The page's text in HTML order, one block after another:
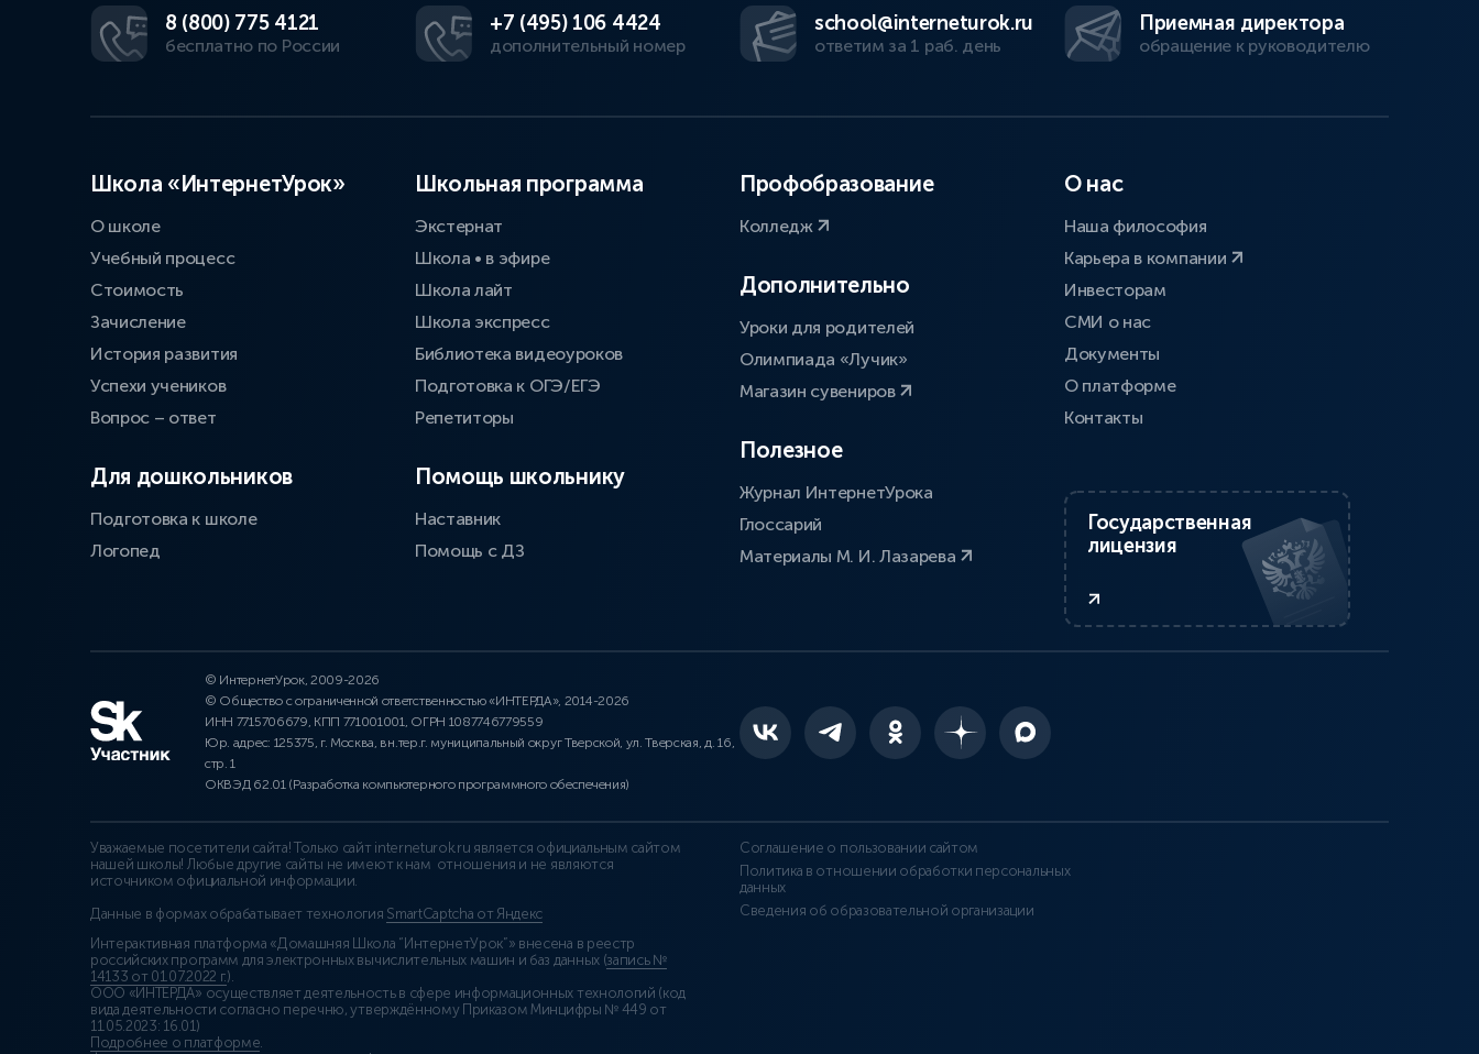
8 (800) 775 4121
бесплатно по России
+7 (495) 106 4424
дополнительный номер
school@interneturok.ru
ответим за 1 раб. день
Приемная директора
обращение к руководителю
Школа «ИнтернетУрок»
О школе
Учебный процесс
Стоимость
Зачисление
История развития
Успехи учеников
Вопрос – ответ
Для дошкольников
Подготовка к школе
Логопед
Школьная программа
Экстернат
Школа • в эфире
Школа лайт
Школа экспресс
Библиотека видеоуроков
Подготовка к ОГЭ/ЕГЭ
Репетиторы
Помощь школьнику
Наставник
Помощь с ДЗ
Профобразование
Колледж
Дополнительно
Уроки для родителей
Олимпиада «Лучик»
Магазин сувениров
Полезное
Журнал ИнтернетУрока
Глоссарий
Материалы М. И. Лазарева
О нас
Наша философия
Карьера в компании
Инвесторам
СМИ о нас
Документы
О платформе
Контакты
Государственная
лицензия
© ИнтернетУрок, 2009-2026
© Общество с ограниченной ответственностью «ИНТЕРДА», 2014-2026
ИНН 7715706679, КПП 771001001, ОГРН 1087746779559
Юр. адрес: 125375, г. Москва, вн.тер.г. муниципальный округ Тверской, ул. Тверская, д. 16,
стр. 1
ОКВЭД 62.01 (Разработка компьютерного программного обеспечения)
Уважаемые посетители сайта! Только сайт interneturok.ru является официальным сайтом
нашей школы! Любые другие сайты не имеют к нам отношения и не являются
источником официальной информации.
Данные в формах обрабатывает технология SmartCaptcha от Яндекс
Интерактивная платформа «Домашняя Школа “ИнтернетУрок”» внесена в реестр
российских программ для электронных вычислительных машин и баз данных (запись №
14133 от 01.07.2022 г.).
ООО «ИНТЕРДА» осуществляет деятельность в сфере информационных технологий (код
вида деятельности согласно перечню, утверждённому Приказом Минцифры № 449 от
11.05.2023: 16.01)
Подробнее о платформе.
Соглашение о пользовании сайтом
Политика в отношении обработки персональных
данных
Сведения об образовательной организации